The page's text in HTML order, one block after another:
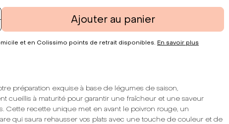
Ajouter au panier
et en Colissimo points de retrait disponibles. En savoir plus
préparation exquise à base de légumes de saison,
cueillis à maturité pour garantir une fraîcheur et une saveur
Cette recette unique met en avant le poivron rouge, un
qui saura rehausser vos plats avec une touche de couleur et de